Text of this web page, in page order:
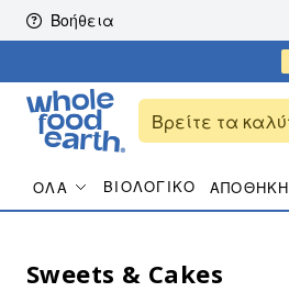
Skip to content
Βοήθεια
ΌΛΑ ΒΙΟΛΟΓΙΚΌ ΑΠΟΘΉΚΗ
Sweets & Cakes